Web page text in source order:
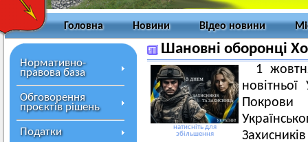
Головна Новини Відео новини
Нормативно-
правова база
Обговорення
проєктів рішень
Податки
Шановні оборонці
натисніть для
збільшення
1